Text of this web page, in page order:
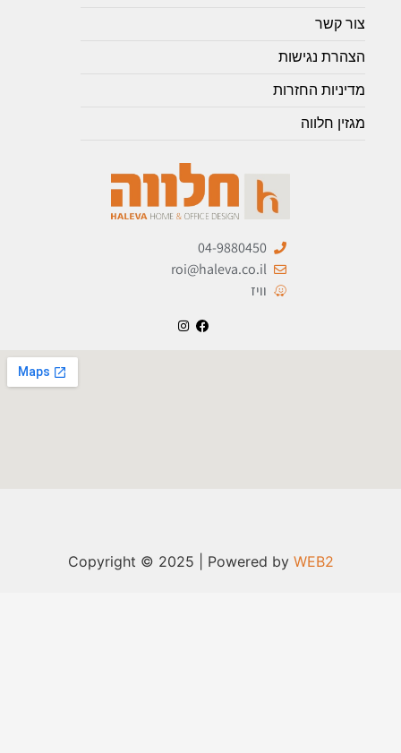
צור קשר
הצהרת נגישות
מדיניות החזרות
מגזין חלווה
04-9880450
roi@haleva.co.il
וויז
Copyright © 2025 | Powered by WEB2